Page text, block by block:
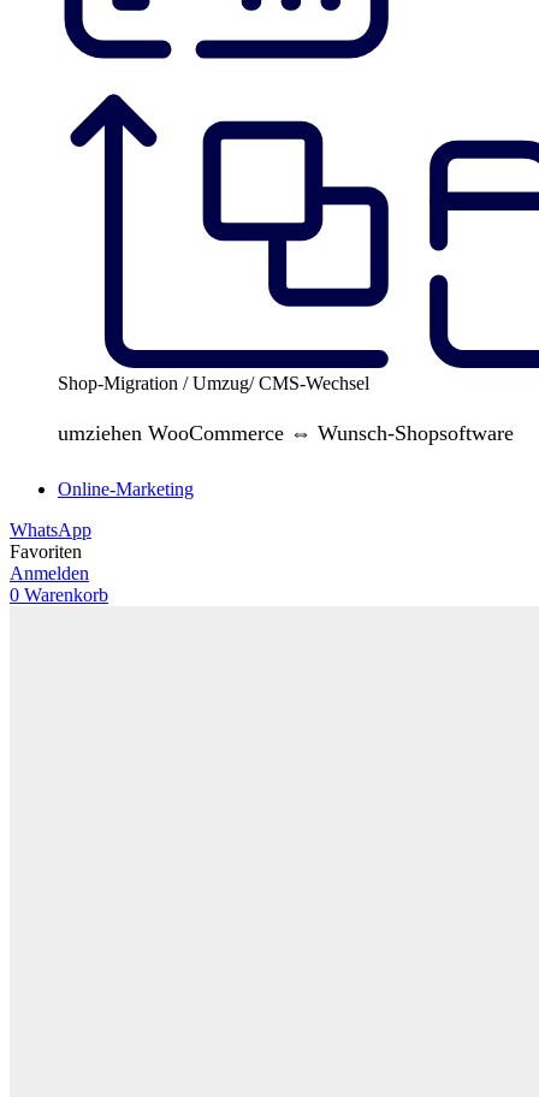
Shop-Migration / Umzug/ CMS-Wechsel
umziehen WooCommerce ⇔ Wunsch-Shopsoftware
Online-Marketing
WhatsApp
Favoriten
Anmelden
0 Warenkorb